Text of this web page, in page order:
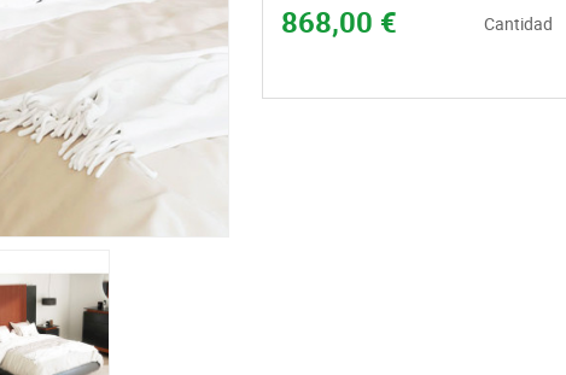
868,00 € Cantidad